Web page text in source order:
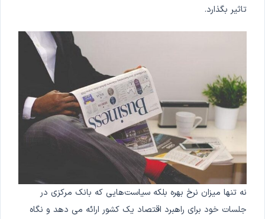
تاثیر بگذارد.
نه تنها میزان نرخ بهره بلکه سیاست‌هایی که بانک مرکزی در
جلسات خود برای راهبرد اقتصاد یک کشور ارائه می دهد و نگاه